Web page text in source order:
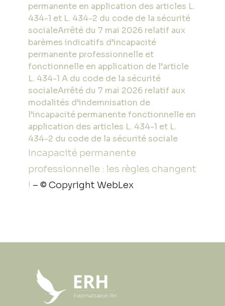
permanente en application des articles L.
434-1 et L. 434-2 du code de la sécurité
socialeArrêté du 7 mai 2026 relatif aux
barèmes indicatifs d’incapacité
permanente professionnelle et
fonctionnelle en application de l’article
L. 434-1 A du code de la sécurité
socialeArrêté du 7 mai 2026 relatif aux
modalités d’indemnisation de
l’incapacité permanente fonctionnelle en
application des articles L. 434-1 et L.
434-2 du code de la sécurité sociale
Incapacité permanente
professionnelle : les règles changent
! – © Copyright WebLex